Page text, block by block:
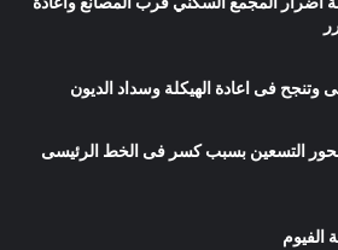
فى اعادة الهيكلة وسداد الديون
التسعين بسبب كسر فى الخط الرئيسى
الفيوم